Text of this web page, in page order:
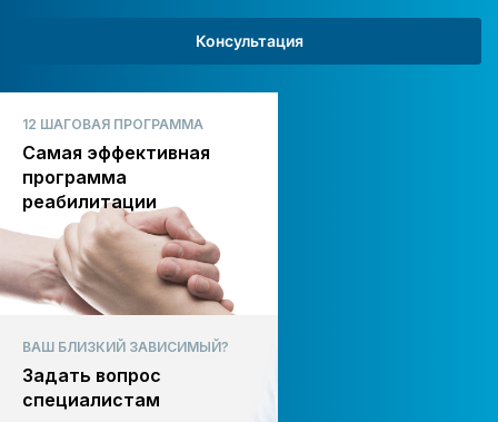
Консультация
12 ШАГОВАЯ ПРОГРАММА
Самая эффективная
программа
реабилитации
ВАШ БЛИЗКИЙ ЗАВИСИМЫЙ?
Задать вопрос
специалистам